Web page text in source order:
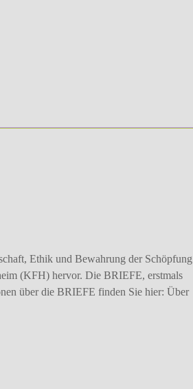
Ethik und Bewahrung der Schöpfung
(KFH) hervor. Die BRIEFE, erstmals
über die BRIEFE finden Sie hier: Über